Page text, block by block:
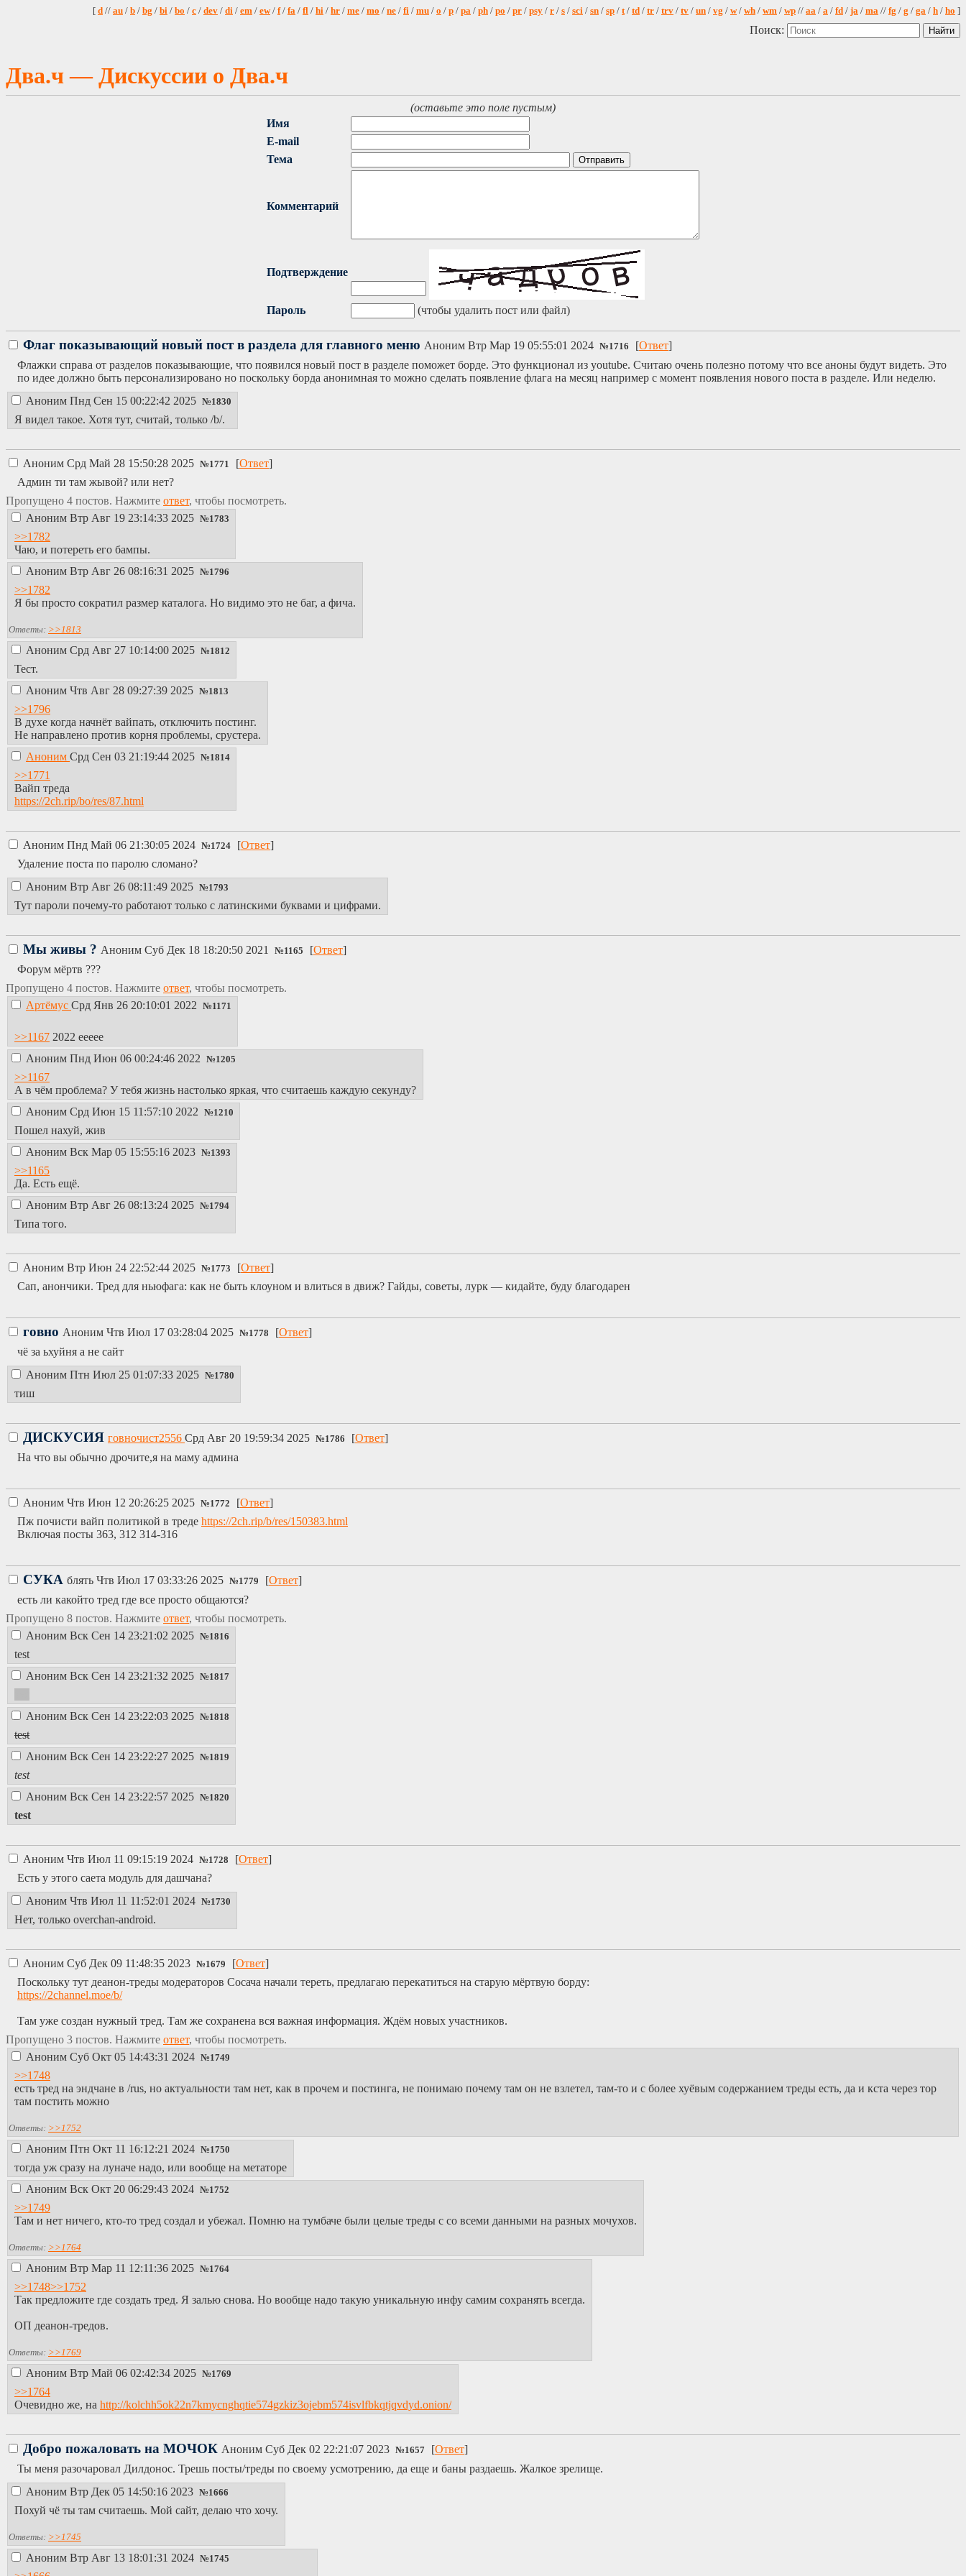
[ d // au / b / bg / bi / bo / c / dev / di / em / ew/ f/ fa / fl / hi / hr / me / mo / ne / fi / mu / o / p / pa / ph / po / pr / psy / r / s / sci / sn / sp / t/ td / tr / trv / tv / un / vg / w/ wh / wm / wp // aa / a / fd / ja / ma // fg / g / ga / h / ho ]
Поиск:
Два.ч — Дискуссии о Два.ч
(оставьте это поле пустым)
Имя
E-mail
Тема
Комментарий
Подтверждение
Пароль (чтобы удалить пост или файл)
Флаг показывающий новый пост в раздела для главного меню Аноним Втр Мар 19 05:55:01 2024 №1716 [Ответ]
Флажки справа от разделов показывающие, что появился новый пост в разделе поможет борде. Это функционал из youtube. Считаю очень полезно потому что все аноны будут видеть. Это
по идее должно быть персонализировано но поскольку борда анонимная то можно сделать появление флага на месяц например с момент появления нового поста в разделе. Или неделю.
Аноним Пнд Сен 15 00:22:42 2025 №1830
Я видел такое. Хотя тут, считай, только /b/.
Аноним Срд Май 28 15:50:28 2025 №1771 [Ответ]
Админ ти там жывой? или нет?
Пропущено 4 постов. Нажмите ответ, чтобы посмотреть.
Аноним Втр Авг 19 23:14:33 2025 №1783
>>1782
Чаю, и потереть его бампы.
Аноним Втр Авг 26 08:16:31 2025 №1796
>>1782
Я бы просто сократил размер каталога. Но видимо это не баг, а фича.
Ответы: >>1813
Аноним Срд Авг 27 10:14:00 2025 №1812
Тест.
Аноним Чтв Авг 28 09:27:39 2025 №1813
>>1796
В духе когда начнёт вайпать, отключить постинг.
Не направлено против корня проблемы, срустера.
Аноним Срд Сен 03 21:19:44 2025 №1814
>>1771
Вайп треда
https://2ch.rip/bo/res/87.html
Аноним Пнд Май 06 21:30:05 2024 №1724 [Ответ]
Удаление поста по паролю сломано?
Аноним Втр Авг 26 08:11:49 2025 №1793
Тут пароли почему-то работают только с латинскими буквами и цифрами.
Мы живы ? Аноним Суб Дек 18 18:20:50 2021 №1165 [Ответ]
Форум мёртв ???
Пропущено 4 постов. Нажмите ответ, чтобы посмотреть.
Артёмус Срд Янв 26 20:10:01 2022 №1171
>>1167 2022 еееее
Аноним Пнд Июн 06 00:24:46 2022 №1205
>>1167
А в чём проблема? У тебя жизнь настолько яркая, что считаешь каждую секунду?
Аноним Срд Июн 15 11:57:10 2022 №1210
Пошел нахуй, жив
Аноним Вск Мар 05 15:55:16 2023 №1393
>>1165
Да. Есть ещё.
Аноним Втр Авг 26 08:13:24 2025 №1794
Типа того.
Аноним Втр Июн 24 22:52:44 2025 №1773 [Ответ]
Сап, анончики. Тред для ньюфага: как не быть клоуном и влиться в движ? Гайды, советы, лурк — кидайте, буду благодарен
говно Аноним Чтв Июл 17 03:28:04 2025 №1778 [Ответ]
чё за ьхуйня а не сайт
Аноним Птн Июл 25 01:07:33 2025 №1780
тиш
ДИСКУСИЯ говночист2556 Срд Авг 20 19:59:34 2025 №1786 [Ответ]
На что вы обычно дрочите,я на маму админа
Аноним Чтв Июн 12 20:26:25 2025 №1772 [Ответ]
Пж почисти вайп политикой в треде https://2ch.rip/b/res/150383.html
Включая посты 363, 312 314-316
СУКА блять Чтв Июл 17 03:33:26 2025 №1779 [Ответ]
есть ли какойто тред где все просто общаются?
Пропущено 8 постов. Нажмите ответ, чтобы посмотреть.
Аноним Вск Сен 14 23:21:02 2025 №1816
test
Аноним Вск Сен 14 23:21:32 2025 №1817
Аноним Вск Сен 14 23:22:03 2025 №1818
test
Аноним Вск Сен 14 23:22:27 2025 №1819
test
Аноним Вск Сен 14 23:22:57 2025 №1820
test
Аноним Чтв Июл 11 09:15:19 2024 №1728 [Ответ]
Есть у этого саета модуль для дашчана?
Аноним Чтв Июл 11 11:52:01 2024 №1730
Нет, только overchan-android.
Аноним Суб Дек 09 11:48:35 2023 №1679 [Ответ]
Поскольку тут деанон-треды модераторов Сосача начали тереть, предлагаю перекатиться на старую мёртвую борду:
https://2channel.moe/b/
Там уже создан нужный тред. Там же сохранена вся важная информация. Ждём новых участников.
Пропущено 3 постов. Нажмите ответ, чтобы посмотреть.
Аноним Суб Окт 05 14:43:31 2024 №1749
>>1748
есть тред на эндчане в /rus, но актуальности там нет, как в прочем и постинга, не понимаю почему там он не взлетел, там-то и с более хуёвым содержанием треды есть, да и кста через тор
там постить можно
Ответы: >>1752
Аноним Птн Окт 11 16:12:21 2024 №1750
тогда уж сразу на луначе надо, или вообще на метаторе
Аноним Вск Окт 20 06:29:43 2024 №1752
>>1749
Там и нет ничего, кто-то тред создал и убежал. Помню на тумбаче были целые треды с со всеми данными на разных мочухов.
Ответы: >>1764
Аноним Втр Мар 11 12:11:36 2025 №1764
>>1748>>1752
Так предложите где создать тред. Я залью снова. Но вообще надо такую уникальную инфу самим сохранять всегда.
ОП деанон-тредов.
Ответы: >>1769
Аноним Втр Май 06 02:42:34 2025 №1769
>>1764
Очевидно же, на http://kolchh5ok22n7kmycnghqtie574gzkiz3ojebm574isvlfbkqtjqvdyd.onion/
Добро пожаловать на МОЧОК Аноним Суб Дек 02 22:21:07 2023 №1657 [Ответ]
Ты меня разочаровал Дилдонос. Трешь посты/треды по своему усмотрению, да еще и баны раздаешь. Жалкое зрелище.
Аноним Втр Дек 05 14:50:16 2023 №1666
Похуй чё ты там считаешь. Мой сайт, делаю что хочу.
Ответы: >>1745
Аноним Втр Авг 13 18:01:31 2024 №1745